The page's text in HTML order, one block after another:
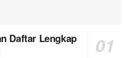
Daftar Lengkap